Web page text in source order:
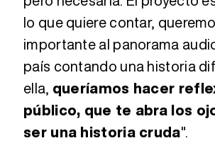
lo que quiere contar,
importante al panorama
país contando una historia
ella, queríamos hacer
público, que te abra los
ser una historia cruda".